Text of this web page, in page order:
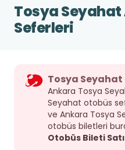
Tosya
Seferleri
Tosya
Ankara Tosya
Seyahat otobüs
ve Ankara Tosya
otobüs biletleri
Otobüs Bileti